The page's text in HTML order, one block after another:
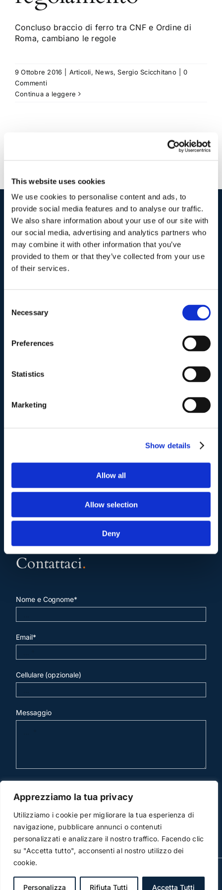
This website uses cookies
We use cookies to personalise content and ads, to
provide social media features and to analyse our traffic.
We also share information about your use of our site with
our social media, advertising and analytics partners who
may combine it with other information that you’ve
provided to them or that they’ve collected from your use
of their services.
Selection
Necessary
Preferences
Statistics
Marketing
Show details
Allow all
Allow selection
Deny
Apprezziamo la tua privacy
Utilizziamo i cookie per migliorare la tua esperienza di
navigazione, pubblicare annunci o contenuti
personalizzati e analizzare il nostro traffico. Facendo clic
su "Accetta tutto", acconsenti al nostro utilizzo dei
cookie.
Personalizza Rifiuta Tutti Accetta Tutti
Concluso braccio di ferro tra CNF e Ordine di
Roma, cambiano le regole
9 Ottobre 2016 Articoli, News,Sergio Scicchitano
0
Commenti
Continua a leggere
I nostri contatti.
Indirizzo postale unificato.
Studio Legale Scicchitano
Tel:
sergioscicchitano@ordineavvocatiroma.org
Contattaci.
Nome e Cognome*
Email*
Cellulare (opzionale)
Messaggio
invia mail
© Copyright 2012 -2026 | Studio Legale Scicchitano |
All Rights Reserved | Powered by3DWorks